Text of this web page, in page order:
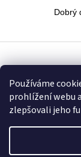
Používáme
prohlížení webu
zlepšovali jeho
Copyright